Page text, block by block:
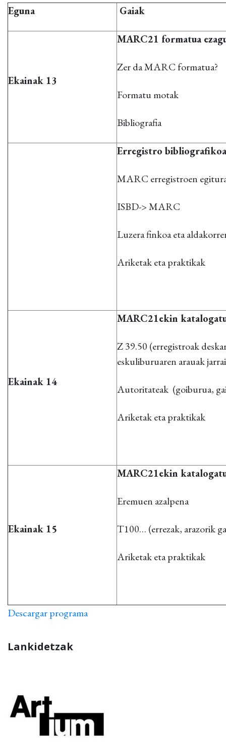
Eguna Gaiak
Ekainak 13
MARC21 formatua
Zer da MARC formatua?
Formatu motak
Bibliografia
Erregistro
MARC erregistroen
ISBD-> MARC
Luzera finkoa eta
Ariketak eta praktikak
Ekainak 14
MARC21ekin
Z 39.50 (erregistroak
eskuliburuaren arauak
Autoritateak (goiburua,
Ariketak eta praktikak
Ekainak 15
MARC21ekin
Eremuen azalpena
T100… (errezak, arazorik
Ariketak eta praktikak
Descargar programa
Lankidetzak